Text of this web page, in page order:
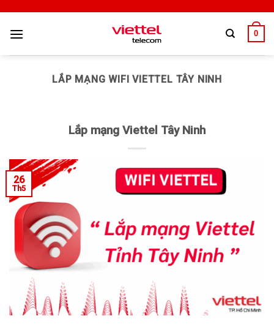
0
LẮP MẠNG WIFI VIETTEL TÂY NINH
Lắp mạng Viettel Tây Ninh
26
Th5